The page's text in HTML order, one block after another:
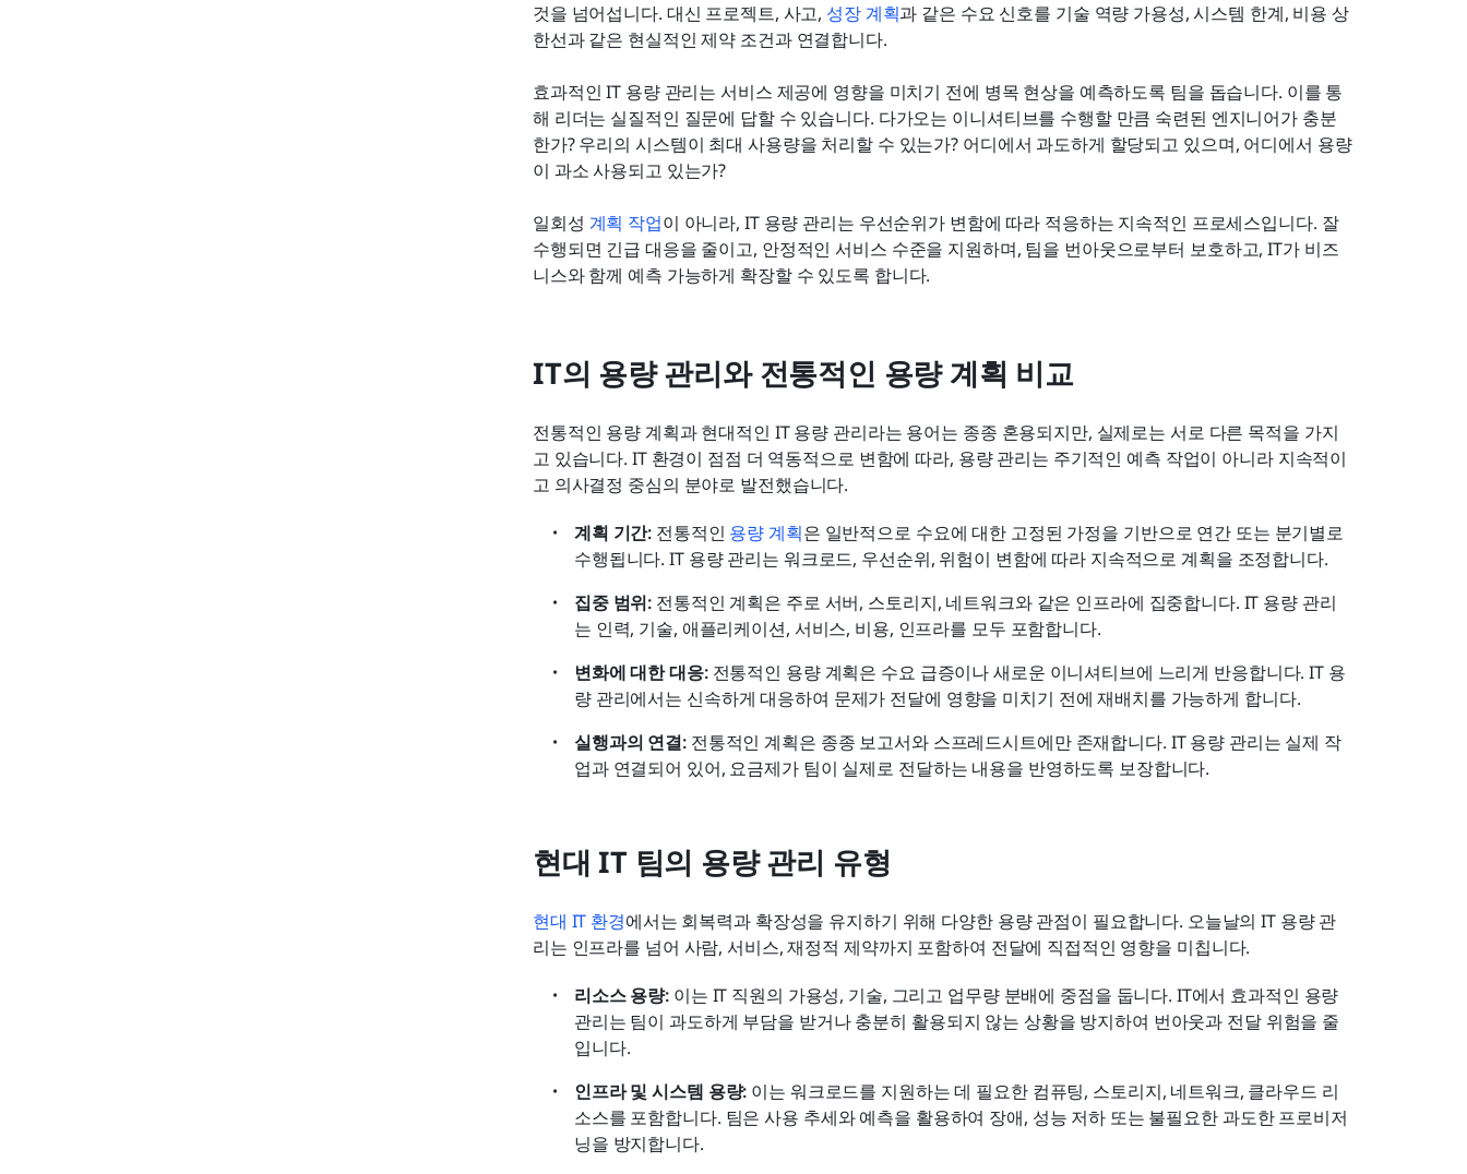
것을 넘어섭니다. 대신 프로젝트, 사고, 성장 계획과 같은 수요 신호를 기술 역량 가용성, 시스템 한계, 비용 상
한선과 같은 현실적인 제약 조건과 연결합니다.
효과적인 IT 용량 관리는 서비스 제공에 영향을 미치기 전에 병목 현상을 예측하도록 팀을 돕습니다. 이를 통
해 리더는 실질적인 질문에 답할 수 있습니다. 다가오는 이니셔티브를 수행할 만큼 숙련된 엔지니어가 충분
한가? 우리의 시스템이 최대 사용량을 처리할 수 있는가? 어디에서 과도하게 할당되고 있으며, 어디에서 용량
이 과소 사용되고 있는가?
일회성 계획 작업이 아니라, IT 용량 관리는 우선순위가 변함에 따라 적응하는 지속적인 프로세스입니다. 잘
수행되면 긴급 대응을 줄이고, 안정적인 서비스 수준을 지원하며, 팀을 번아웃으로부터 보호하고, IT가 비즈
니스와 함께 예측 가능하게 확장할 수 있도록 합니다.
IT의 용량 관리와 전통적인 용량 계획 비교
전통적인 용량 계획과 현대적인 IT 용량 관리라는 용어는 종종 혼용되지만, 실제로는 서로 다른 목적을 가지
고 있습니다. IT 환경이 점점 더 역동적으로 변함에 따라, 용량 관리는 주기적인 예측 작업이 아니라 지속적이
고 의사결정 중심의 분야로 발전했습니다.
계획 기간: 전통적인 용량 계획은 일반적으로 수요에 대한 고정된 가정을 기반으로 연간 또는 분기별로
수행됩니다. IT 용량 관리는 워크로드, 우선순위, 위험이 변함에 따라 지속적으로 계획을 조정합니다.
집중 범위: 전통적인 계획은 주로 서버, 스토리지, 네트워크와 같은 인프라에 집중합니다. IT 용량 관리
는 인력, 기술, 애플리케이션, 서비스, 비용, 인프라를 모두 포함합니다.
변화에 대한 대응: 전통적인 용량 계획은 수요 급증이나 새로운 이니셔티브에 느리게 반응합니다. IT 용
량 관리에서는 신속하게 대응하여 문제가 전달에 영향을 미치기 전에 재배치를 가능하게 합니다.
실행과의 연결: 전통적인 계획은 종종 보고서와 스프레드시트에만 존재합니다. IT 용량 관리는 실제 작
업과 연결되어 있어, 요금제가 팀이 실제로 전달하는 내용을 반영하도록 보장합니다.
현대 IT 팀의 용량 관리 유형
현대 IT 환경에서는 회복력과 확장성을 유지하기 위해 다양한 용량 관점이 필요합니다. 오늘날의 IT 용량 관
리는 인프라를 넘어 사람, 서비스, 재정적 제약까지 포함하여 전달에 직접적인 영향을 미칩니다.
리소스 용량: 이는 IT 직원의 가용성, 기술, 그리고 업무량 분배에 중점을 둡니다. IT에서 효과적인 용량
관리는 팀이 과도하게 부담을 받거나 충분히 활용되지 않는 상황을 방지하여 번아웃과 전달 위험을 줄
입니다.
인프라 및 시스템 용량: 이는 워크로드를 지원하는 데 필요한 컴퓨팅, 스토리지, 네트워크, 클라우드 리
소스를 포함합니다. 팀은 사용 추세와 예측을 활용하여 장애, 성능 저하 또는 불필요한 과도한 프로비저
닝을 방지합니다.